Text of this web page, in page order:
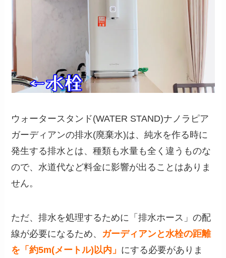
ウォータースタンド(WATER STAND)ナノラピア
ガーディアンの排水(廃棄水)は、純水を作る時に
発生する排水とは、種類も水量も全く違うものな
ので、水道代など料金に影響が出ることはありま
せん。
ただ、排水を処理するために「排水ホース」の配
線が必要になるため、 ガーディアンと水栓の距離
を「約5m(メートル)以内」 にする必要がありま